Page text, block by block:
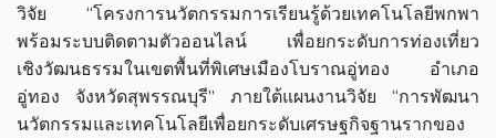
วิจัย “โครงการนวัตกรรมการเรียนรู้ด้วยเทคโนโลยีพกพา
พร้อมระบบติดตามตัวออนไลน์ เพื่อยกระดับการท่องเที่ยว
เชิงวัฒนธรรมในเขตพื้นที่พิเศษเมืองโบราณอู่ทอง อำเภอ
อู่ทอง จังหวัดสุพรรณบุรี” ภายใต้แผนงานวิจัย “การพัฒนา
นวัตกรรมและเทคโนโลยีเพื่อยกระดับเศรษฐกิจฐานรากของ